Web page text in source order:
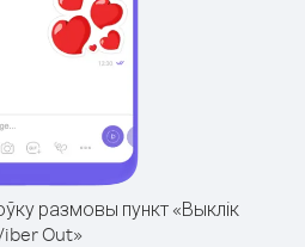
размовы пункт «Выклік
Out»